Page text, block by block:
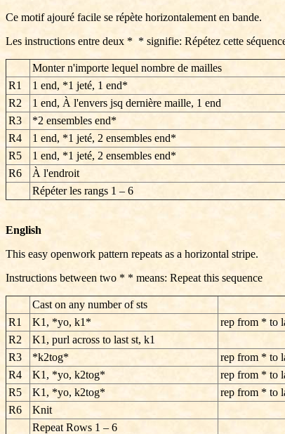
Ce motif ajouré facile se répète horizontalement en bande.
Les instructions entre deux * * signifie: Répétez cette
Monter n'importe lequel nombre de mailles
R1
1 end, *1 jeté, 1 end*
R2
1 end, À l'envers jsq dernière maille, 1 end
R3
*2 ensembles end*
R4
1 end, *1 jeté, 2 ensembles end*
R5
1 end, *1 jeté, 2 ensembles end*
R6
À l'endroit
Répéter les rangs 1 – 6
English
This easy openwork pattern repeats as a horizontal stripe.
Instructions between two * * means: Repeat this sequence
Cast on any number of sts
R1
K1, *yo, k1*
rep from * to
R2
K1, purl across to last st, k1
R3
*k2tog*
rep from * to
R4
K1, *yo, k2tog*
rep from * to
R5
K1, *yo, k2tog*
rep from * to
R6
Knit
Repeat Rows 1 – 6